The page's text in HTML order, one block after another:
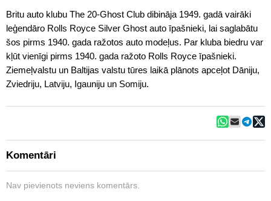
Britu auto klubu The 20-Ghost Club dibināja 1949. gadā vairāki
leģendāro Rolls Royce Silver Ghost auto īpašnieki, lai saglabātu
šos pirms 1940. gada ražotos auto modeļus. Par kluba biedru var
kļūt vienīgi pirms 1940. gada ražoto Rolls Royce īpašnieki.
Ziemeļvalstu un Baltijas valstu tūres laikā plānots apceļot Dāniju,
Zviedriju, Latviju, Igauniju un Somiju.
Komentāri
Nav pievienots neviens komentārs.